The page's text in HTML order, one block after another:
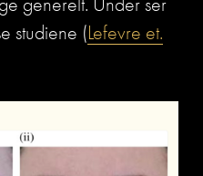
studiene (Lefevre et.